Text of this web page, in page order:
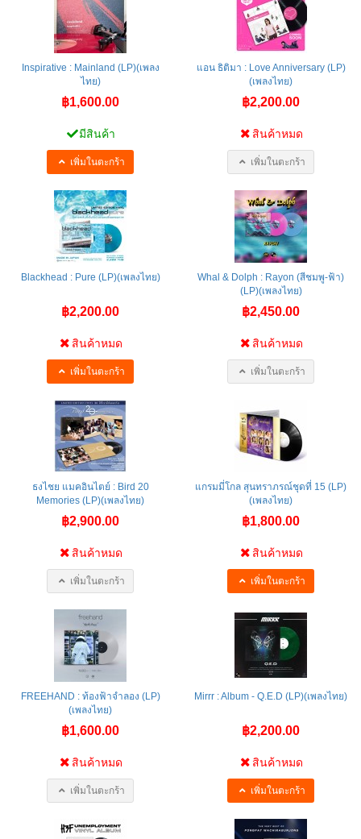
Inspirative : Mainland (LP)(เพลง
ไทย)
฿1,600.00
มีสินค้า
เพิ่มในตะกร้า
แอน ธิติมา : Love Anniversary (LP)
(เพลงไทย)
฿2,200.00
สินค้าหมด
เพิ่มในตะกร้า
Blackhead : Pure (LP)(เพลงไทย)
฿2,200.00
สินค้าหมด
เพิ่มในตะกร้า
Whal & Dolph : Rayon (สีชมพู-ฟ้า)
(LP)(เพลงไทย)
฿2,450.00
สินค้าหมด
เพิ่มในตะกร้า
ธงไชย แมคอินไตย์ : Bird 20
Memories (LP)(เพลงไทย)
฿2,900.00
สินค้าหมด
เพิ่มในตะกร้า
แกรมมี่โกล สุนทราภรณ์ชุดที่ 15 (LP)
(เพลงไทย)
฿1,800.00
สินค้าหมด
เพิ่มในตะกร้า
FREEHAND : ท้องฟ้าจำลอง (LP)
(เพลงไทย)
฿1,600.00
สินค้าหมด
เพิ่มในตะกร้า
Mirrr : Album - Q.E.D (LP)(เพลงไทย)
฿2,200.00
สินค้าหมด
เพิ่มในตะกร้า